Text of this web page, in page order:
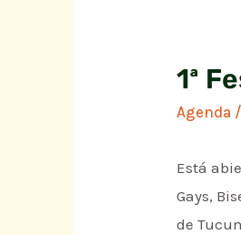
1ª
Agenda
Está
Gays,
de